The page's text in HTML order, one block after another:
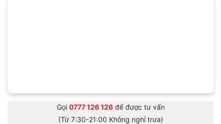
Gọi 0777 126 126để được tư vấn
(Từ 7:30-21:00 Không nghỉ trưa)